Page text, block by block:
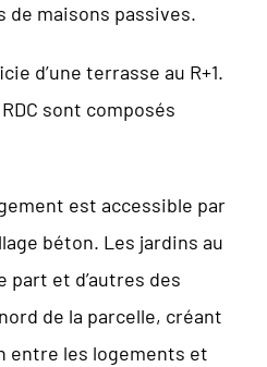
de maisons passives.
d’une terrasse au R+1.
sont composés
est accessible par
béton. Les jardins au
part et d’autres des
de la parcelle, créant
entre les logements et